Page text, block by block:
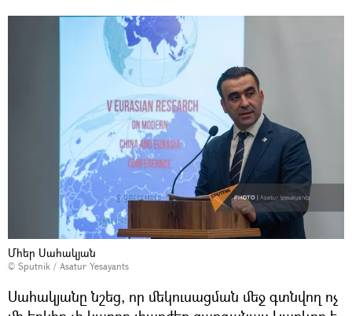
Մհեր Սահակյան
© Sputnik / Asatur Yesayants
Սահակյանը նշեց, որ մեկուսացման մեջ գտնվող ոչ